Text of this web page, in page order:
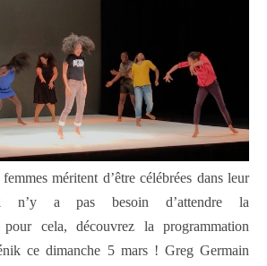
méritent d’être célébrées dans leur
n’y a pas besoin d’attendre la
pour cela, découvrez la programmation
ce dimanche 5 mars ! Greg Germain